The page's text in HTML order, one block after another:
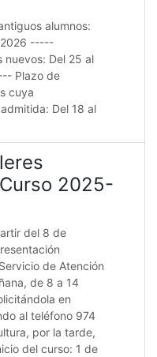
alumnos:
2026 -----
nuevos: Del 25 al
Plazo de
cuya
Del 18 al
2025-
del 8 de
de Atención
de 8 a 14
en
al teléfono 974
por la tarde,
del curso: 1 de